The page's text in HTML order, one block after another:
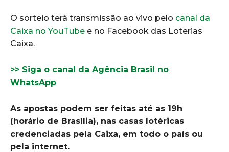
O sorteio terá transmissão ao vivo pelo canal da
Caixa no YouTube e no Facebook das Loterias
Caixa.
>> Siga o canal da Agência Brasil no
WhatsApp
As apostas podem ser feitas até as 19h
(horário de Brasília), nas casas lotéricas
credenciadas pela Caixa, em todo o país ou
pela internet.